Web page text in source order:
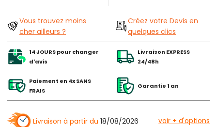
Vous trouvez moins
cher ailleurs ?
Créez votre Devis en
quelques clics
14 JOURS pour changer
d'avis
Livraison EXPRESS
24/48h
Paiement en 4x SANS
FRAIS
Garantie 1 an
Livraison à partir du 18/08/2026 voir + d'options